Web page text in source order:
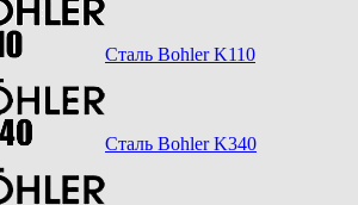
Сталь Bohler K110
Сталь Bohler K340